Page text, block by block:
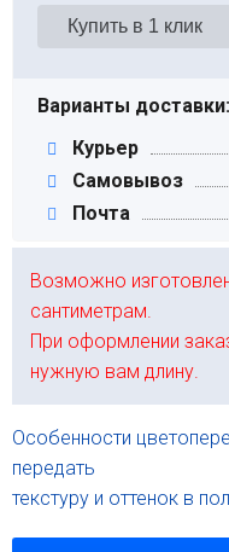
Варианты доставки:
Курьер
Самовывоз
Почта
Возможно
сантиметрам.
При оформлении
нужную вам длину.
Особенности
передать
текстуру и оттенок в